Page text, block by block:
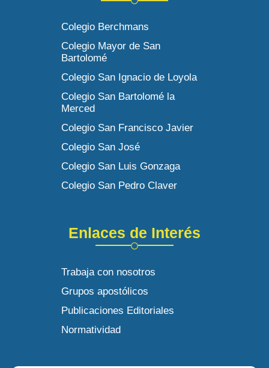
Colegio Berchmans
Colegio Mayor de San
Bartolomé
Colegio San Ignacio de Loyola
Colegio San Bartolomé la
Merced
Colegio San Francisco Javier
Colegio San José
Colegio San Luis Gonzaga
Colegio San Pedro Claver
Enlaces de Interés
Trabaja con nosotros
Grupos apostólicos
Publicaciones Editoriales
Normatividad